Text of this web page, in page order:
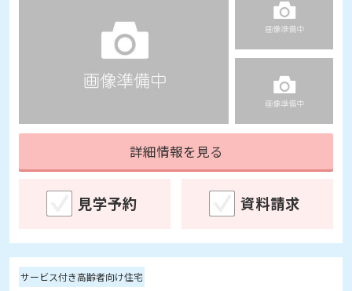
詳細情報を見る
見学予約 資料請求
サービス付き高齢者向け住宅